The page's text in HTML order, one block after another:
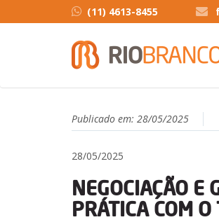
(11) 4613-8455
Publicado em: 28/05/2025
28/05/2025
NEGOCIAÇÃO E
PRÁTICA COM